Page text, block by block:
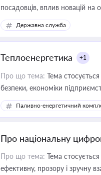
посадовців, вплив новацій на
Державна служба
Теплоенергетика +1
Про що тема: Тема
безпеки, економіки
Паливно-енергетичний
Про національну
Про що тема: Тема
ефективну, прозору і зручну